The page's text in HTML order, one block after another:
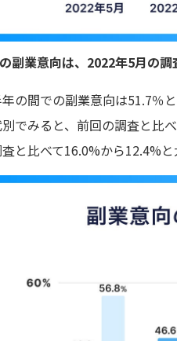
副業意向は、2022年5月の調
の間での副業意向は51.7％
でみると、前回の調査と比
と比べて16.0%から12.4%と